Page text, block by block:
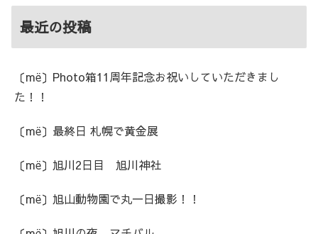
最近の投稿
〔më〕Photo箱11周年記念お祝いしていただきまし
た！！
〔më〕最終日 札幌で黄金展
〔më〕旭川2日目 旭川神社
〔më〕旭山動物園で丸一日撮影！！